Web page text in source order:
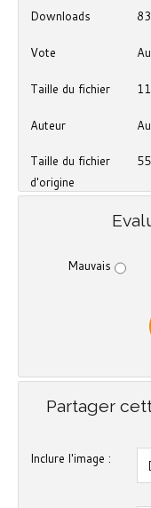
Downloads
Vote
Taille du fichier
Auteur
Taille du fichier
d'origine
Mauvais
Partager
Inclure l'image :